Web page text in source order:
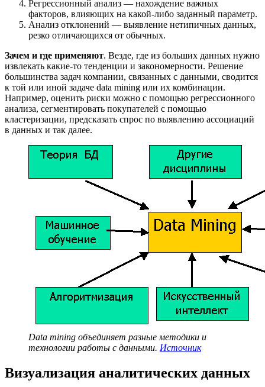
Регрессионный анализ — нахождение важных
факторов, влияющих на какой-либо заданный параметр.
Анализ отклонений — выявление нетипичных данных,
резко отличающихся от обычных.
Зачем и где применяют. Везде, где из больших данных нужно
извлекать какие-то тенденции и закономерности. Решение
большинства задач компании, связанных с данными, сводится
к той или иной задаче data mining или их комбинации.
Например, оценить риски можно с помощью регрессионного
анализа, сегментировать покупателей с помощью
кластеризации, предсказать спрос по выявлению ассоциаций
в данных и так далее.
Data mining объединяет разные методики и
технологии работы с данными. Источник
Визуализация аналитических данных